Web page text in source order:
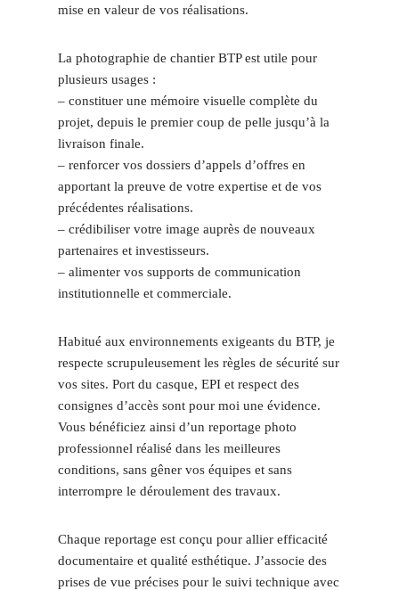
mise en valeur de vos réalisations.
La photographie de chantier BTP est utile pour
plusieurs usages :
– constituer une mémoire visuelle complète du
projet, depuis le premier coup de pelle jusqu’à la
livraison finale.
– renforcer vos dossiers d’appels d’offres en
apportant la preuve de votre expertise et de vos
précédentes réalisations.
– crédibiliser votre image auprès de nouveaux
partenaires et investisseurs.
– alimenter vos supports de communication
institutionnelle et commerciale.
Habitué aux environnements exigeants du BTP, je
respecte scrupuleusement les règles de sécurité sur
vos sites. Port du casque, EPI et respect des
consignes d’accès sont pour moi une évidence.
Vous bénéficiez ainsi d’un reportage photo
professionnel réalisé dans les meilleures
conditions, sans gêner vos équipes et sans
interrompre le déroulement des travaux.
Chaque reportage est conçu pour allier efficacité
documentaire et qualité esthétique. J’associe des
prises de vue précises pour le suivi technique avec